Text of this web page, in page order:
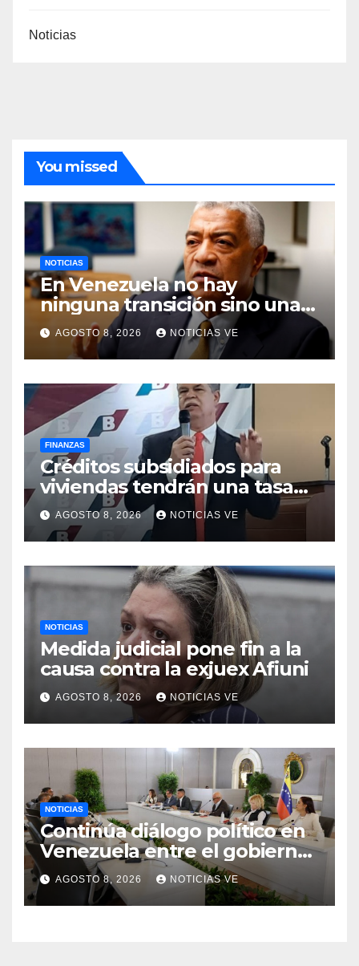
Noticias
You missed
NOTICIAS
En Venezuela no hay
ninguna transición sino una
ocupación a la fuerza
AGOSTO 8, 2026 NOTICIAS VE
FINANZAS
Créditos subsidiados para
viviendas tendrán una tasa
de 5% y se analiza
exoneración de aranceles
AGOSTO 8, 2026 NOTICIAS VE
NOTICIAS
Medida judicial pone fin a la
causa contra la exjuex Afiuni
AGOSTO 8, 2026 NOTICIAS VE
NOTICIAS
Continúa diálogo político en
Venezuela entre el gobierno
y la oposición
AGOSTO 8, 2026 NOTICIAS VE